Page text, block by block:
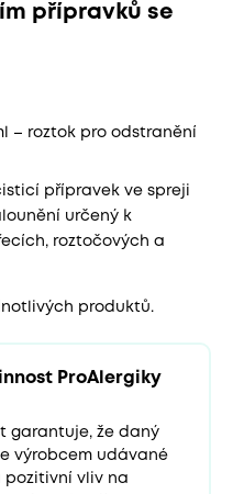
přípravků se
– roztok pro odstranění
přípravek ve spreji
určený k
roztočových a
produktů.
ProAlergiky
garantuje, že daný
výrobcem udávané
pozitivní vliv na